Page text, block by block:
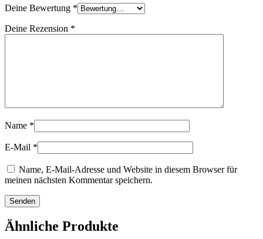
Deine Bewertung *
Deine Rezension *
Name *
E-Mail *
Name, E-Mail-Adresse und Website in diesem Browser für
meinen nächsten Kommentar speichern.
Ähnliche Produkte